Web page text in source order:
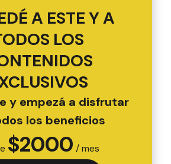
A ESTE Y A
LOS
y empezá a disfrutar
los beneficios
$2000 / mes